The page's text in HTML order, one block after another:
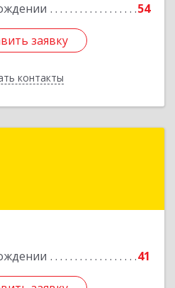
54
заявку
контакты
Подробнее
заявку
Назад
41
обл, Усть-Илимск г,